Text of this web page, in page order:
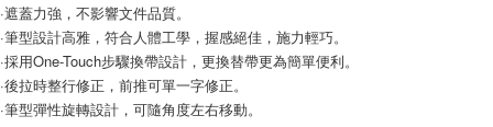
·遮蓋力強，不影響文件品質。
·筆型設計高雅，符合人體工學，握感絕佳，施力輕巧。
·採用One-Touch步驟換帶設計，更換替帶更為簡單便利。
·後拉時整行修正，前推可單一字修正。
·筆型彈性旋轉設計，可隨角度左右移動。